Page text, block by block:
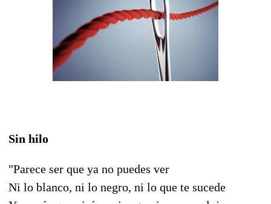
Sin hilo
"Parece ser que ya no puedes ver
Ni lo blanco, ni lo negro, ni lo que te sucede